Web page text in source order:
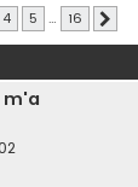
c
h
4 5 … 16